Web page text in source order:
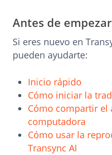
Antes de empezar
Si eres nuevo en
pueden ayudarte:
Inicio rápido
Cómo iniciar la
Cómo compartir el
computadora
Cómo usar la
Transync AI